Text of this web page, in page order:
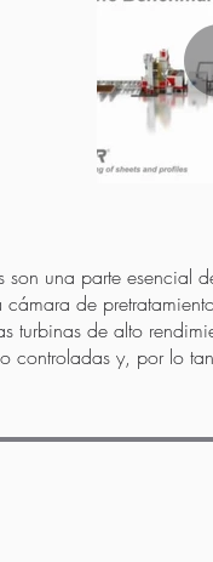
son una parte esencial
cámara de
turbinas de alto
controladas y, por lo